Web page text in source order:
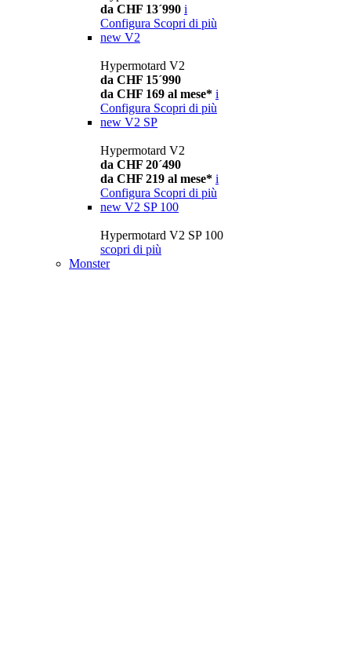
da CHF 13´990 i
Configura Scopri di più
new V2
Hypermotard V2
da CHF 15´990
da CHF 169 al mese* i
Configura Scopri di più
new V2 SP
Hypermotard V2
da CHF 20´490
da CHF 219 al mese* i
Configura Scopri di più
new V2 SP 100
Hypermotard V2 SP 100
scopri di più
Monster